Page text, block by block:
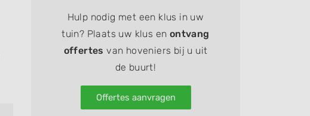
Hulp nodig met een klus in uw
tuin? Plaats uw klus en ontvang
offertes van hoveniers bij u uit
de buurt!
Offertes aanvragen